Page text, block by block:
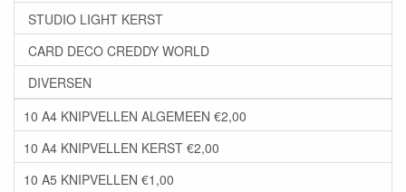
STUDIO LIGHT KERST
CARD DECO CREDDY WORLD
DIVERSEN
10 A4 KNIPVELLEN ALGEMEEN €2,00
10 A4 KNIPVELLEN KERST €2,00
10 A5 KNIPVELLEN €1,00